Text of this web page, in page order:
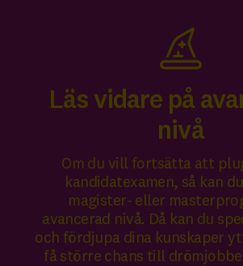
Läs vidare på
nivå
Om du vill fortsätta att
kandidatexamen, så kan
magister- eller
avancerad nivå. Då kan du
och fördjupa dina kunskaper
få större chans till